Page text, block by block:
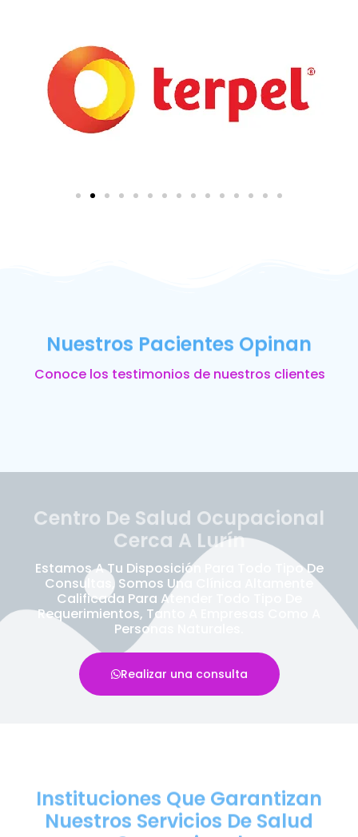
Nuestros Pacientes Opinan
Conoce los testimonios de nuestros clientes
Centro De Salud Ocupacional
Cerca A Lurín
Estamos A Tu Disposición Para Todo Tipo De
Consultas, Somos Una Clínica Altamente
Calificada Para Atender Todo Tipo De
Requerimientos, Tanto A Empresas Como A
Personas Naturales.
Realizar una consulta
Instituciones Que Garantizan
Nuestros Servicios De Salud